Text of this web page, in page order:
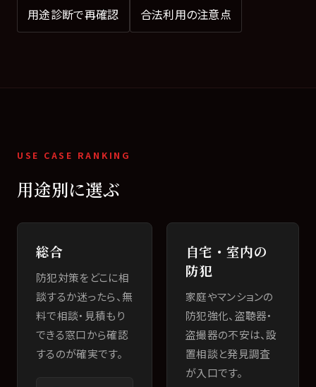
用途診断で再確認 合法利用の注意点
USE CASE RANKING
用途別に選ぶ
総合
防犯対策をどこに相
談するか迷ったら、無
料で相談・見積もり
できる窓口から確認
するのが確実です。
自宅・室内の
防犯
家庭やマンションの
防犯強化、盗聴器・
盗撮器の不安は、設
置相談と発見調査
が入口です。